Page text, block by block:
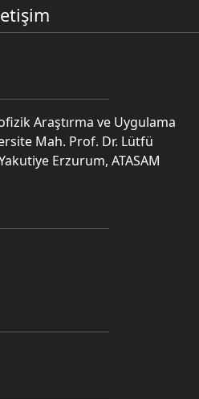
Araştırma ve Uygulama
Mah. Prof. Dr. Lütfü
Erzurum, ATASAM